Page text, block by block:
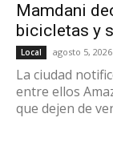
Mamdani
bicicletas y
Local agosto 5, 2026
La ciudad
entre ellos
que dejen de